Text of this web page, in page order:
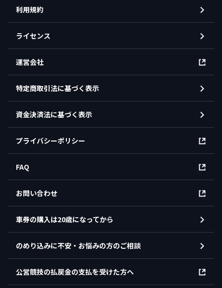
利用規約
ライセンス
運営会社
特定商取引法に基づく表示
資金決済法に基づく表示
プライバシーポリシー
FAQ
お問い合わせ
車券の購入は20歳になってから
のめり込みに不安・お悩みの方のご相談
公営競技の払戻金の支払を受けた方へ